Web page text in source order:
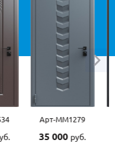
Арт-ММ1279
35 000 руб.